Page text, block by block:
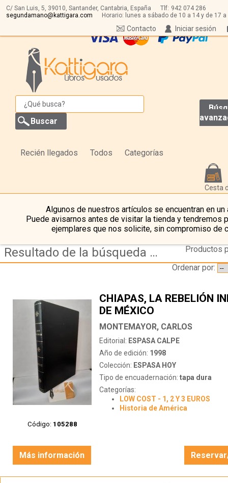
C/ San Luis, 5, 39010, Santander, Cantabria, España Tlf: 942 074 286
segundamano@kattigara.com
Horario: lunes a sábado de 10 a 14 y de 17 a
Iniciar sesión
Contacto
Recién llegados Todos Categorías
Cesta
Algunos de nuestros artículos se encuentran en un
Puede avisarnos antes de visitar la tienda y tendremos
ejemplares que nos solicite, sin compromiso de
Resultado de la búsqueda de coleccion espasa hoy
Productos
Ordenar por:
Código: 105288
CHIAPAS, LA REBELIÓN
DE MÉXICO
MONTEMAYOR, CARLOS
Editorial: ESPASA CALPE
Año de edición: 1998
Colección: ESPASA HOY
Tipo de encuadernación: tapa dura
Categorías:
LOW COST - 1, 2 Y 3 EUROS
Historia de América
Más información